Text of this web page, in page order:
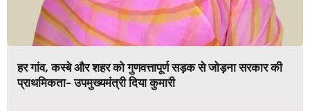
हर गांव, कस्बे और शहर को गुणवत्तापूर्ण सड़क से जोड़ना सरकार की
प्राथमिकता- उपमुख्यमंत्री दिया कुमारी